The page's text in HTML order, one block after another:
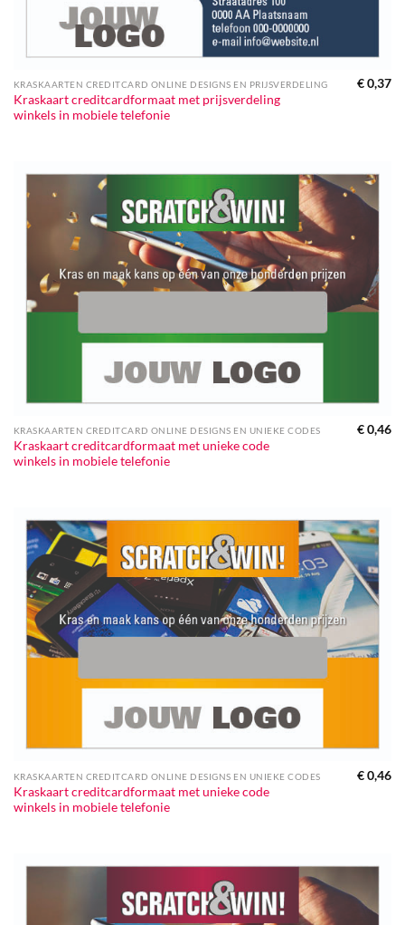
KRASKAARTEN CREDITCARD ONLINE DESIGNS EN PRIJSVERDELING
Kraskaart creditcardformaat met prijsverdeling
winkels in mobiele telefonie
€0,37
KRASKAARTEN CREDITCARD ONLINE DESIGNS EN UNIEKE CODES
Kraskaart creditcardformaat met unieke code
winkels in mobiele telefonie
€0,46
KRASKAARTEN CREDITCARD ONLINE DESIGNS EN UNIEKE CODES
Kraskaart creditcardformaat met unieke code
winkels in mobiele telefonie
€0,46